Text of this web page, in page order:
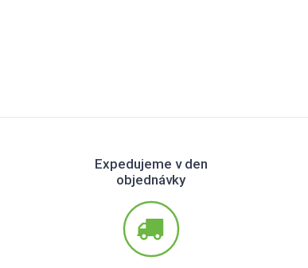
Expedujeme v den
objednávky